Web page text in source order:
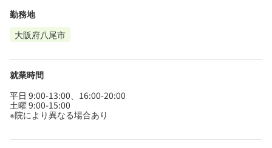
勤務地
大阪府八尾市
就業時間
平日 9:00-13:00、16:00-20:00
土曜 9:00-15:00
※院により異なる場合あり